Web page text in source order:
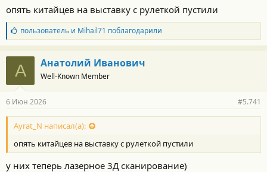
с
т
и
:
опять китайцев на выставку с рулеткой пустили
Б
л
а
г
о
а
н
о
с
и
:
пользовательи Mihail71 поблагодарили
А Анатолий Иванович
Well-Known Member
6 Июн 2026 #5.741
Ayrat_N написал(а):
опять китайцев на выставку с рулеткой пустили
у них теперь лазерное 3Д сканирование)